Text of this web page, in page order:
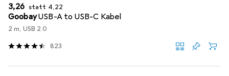
EUR
3,26 statt EUR
4,22
GoobayUSB-A to USB-C Kabel
2 m, USB 2.0
823